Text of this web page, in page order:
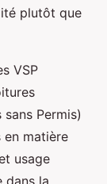
plutôt que
VSP
Permis)
en matière
usage